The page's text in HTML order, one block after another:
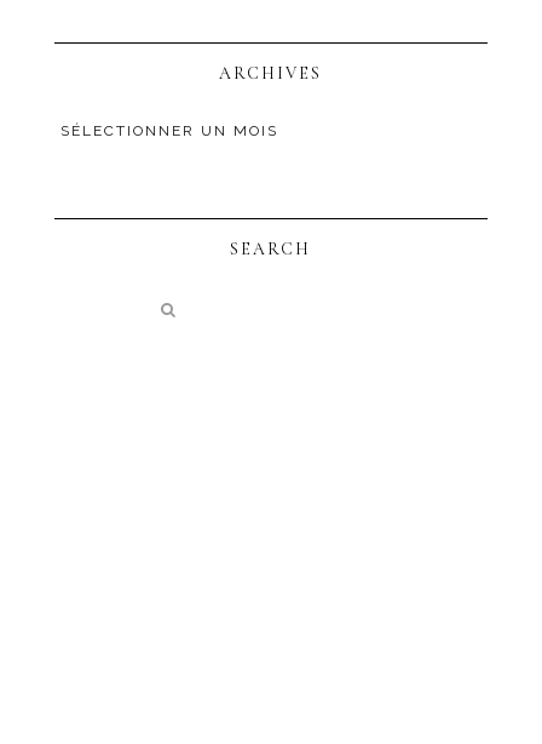
ARCHIVES
SEARCH